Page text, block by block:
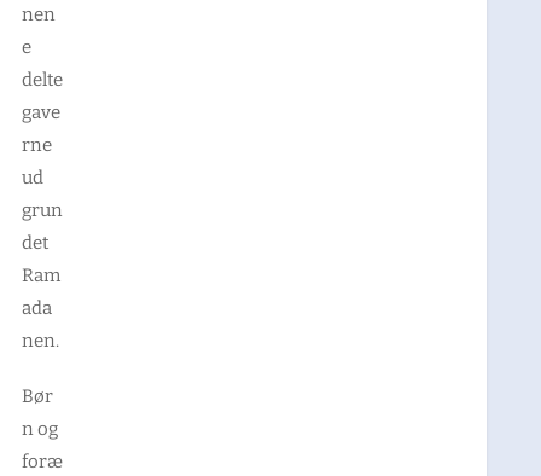
nen
e
delte
gave
rne
ud
grun
det
Ram
ada
nen.
Bør
n og
foræ